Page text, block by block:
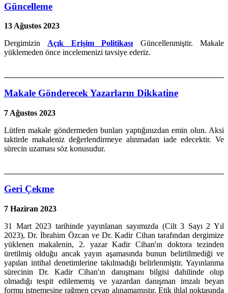
Güncelleme
13 Ağustos 2023
Dergimizin Açık Erişim Politikası Güncellenmiştir. Makale
yüklemeden önce incelemenizi tavsiye ederiz.
Makale Gönderecek Yazarların Dikkatine
7 Ağustos 2023
Lütfen makale göndermeden bunları yaptığınızdan emin olun. Aksi
taktirde makaleniz değerlendirmeye alınmadan iade edecektir. Ve
sürecin uzaması söz konusudur.
Geri Çekme
7 Haziran 2023
31 Mart 2023 tarihinde yayınlanan sayımızda (Cilt 3 Sayı 2 Yıl
2023), Dr. İbrahim Özcan ve Dr. Kadir Cihan tarafından dergimize
yüklenen makalenin, 2. yazar Kadir Cihan'ın doktora tezinden
üretilmiş olduğu ancak yayın aşamasında bunun belirtilmediği ve
yapılan intihal denetimlerine takılmadığı belirlenmiştir. Yayınlanma
sürecinin Dr. Kadir Cihan'ın danışmanı bilgisi dahilinde olup
olmadığı tespit edilememiş ve yazardan danışman imzalı beyan
formu istnemesine rağmen cevap alınamamıştır. Etik ihlal noktasında